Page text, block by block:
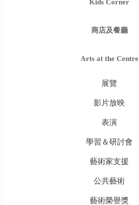
Kids Corner
商店及餐廳
Arts at the Centre
展覽
影片放映
表演
學習＆研討會
藝術家支援
公共藝術
藝術榮譽獎